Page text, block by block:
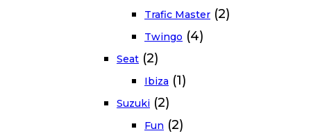
Trafic Master (2)
Twingo (4)
Seat (2)
Ibiza (1)
Suzuki (2)
Fun (2)